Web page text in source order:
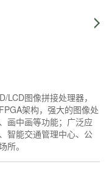
LCD图像拼接处理器，
架构，强大的图像处
画中画等功能；广泛应
智能交通管理中心、公
所。